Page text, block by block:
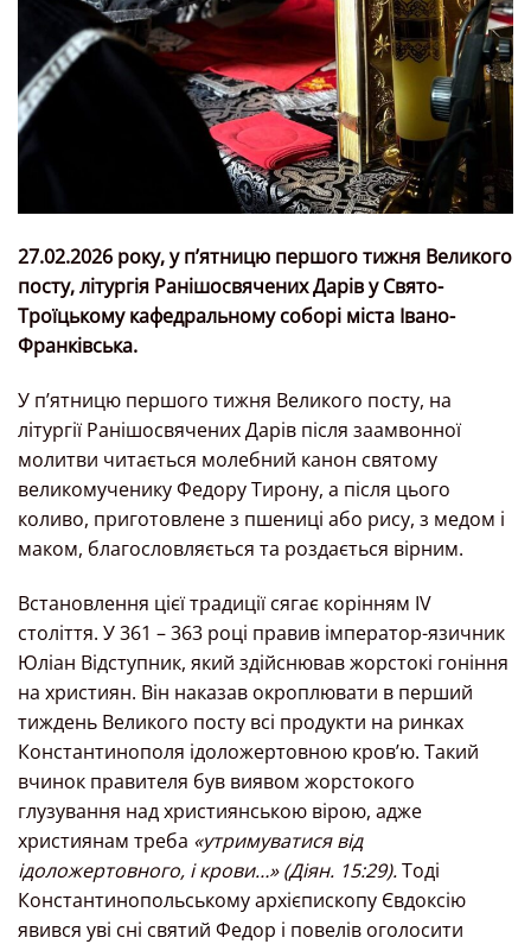
27.02.2026 року, у пʼятницю першого тижня Великого
посту, літургія Ранішосвячених Дарів у Свято-
Троїцькому кафедральному соборі міста Івано-
Франківська.
У п’ятницю першого тижня Великого посту, на
літургії Ранішосвячених Дарів після заамвонної
молитви читається молебний канон святому
великомученику Федору Тирону, а після цього
коливо, приготовлене з пшениці або рису, з медом і
маком, благословляється та роздається вірним.
Встановлення цієї традиції сягає корінням IV
століття. У 361 – 363 році правив імператор-язичник
Юліан Відступник, який здійснював жорстокі гоніння
на християн. Він наказав окроплювати в перший
тиждень Великого посту всі продукти на ринках
Константинополя ідоложертовною кров’ю. Такий
вчинок правителя був виявом жорстокого
глузування над християнською вірою, адже
християнам треба «утримуватися вiд
iдоложертовного, i крови…» (Діян. 15:29).Тоді
Константинопольському архієпископу Євдоксію
явився уві сні святий Федор і повелів оголосити